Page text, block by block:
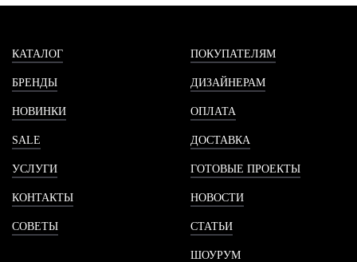
КАТАЛОГ
БРЕНДЫ
НОВИНКИ
SALE
УСЛУГИ
КОНТАКТЫ
СОВЕТЫ
ПОКУПАТЕЛЯМ
ДИЗАЙНЕРАМ
ОПЛАТА
ДОСТАВКА
ГОТОВЫЕ ПРОЕКТЫ
НОВОСТИ
СТАТЬИ
ШОУРУМ